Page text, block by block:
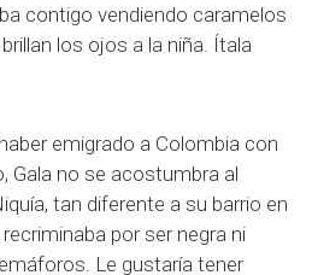
contigo vendiendo caramelos
los ojos a la niña. Ítala
emigrado a Colombia con
Gala no se acostumbra al
tan diferente a su barrio en
por ser negra ni
Le gustaría tener